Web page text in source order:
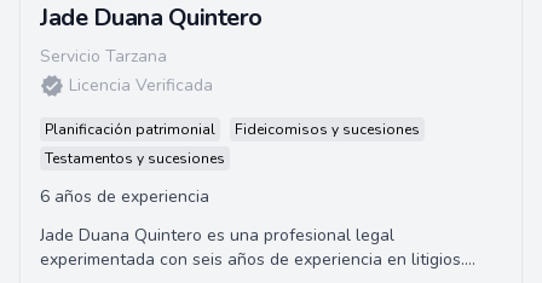
Jade Duana Quintero
Servicio Tarzana
Licencia Verificada
Planificación patrimonial
Fideicomisos y sucesiones
Testamentos y sucesiones
6 años de experiencia
Jade Duana Quintero es una profesional legal
experimentada con seis años de experiencia en litigios.